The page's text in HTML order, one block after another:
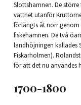
Slottshamnen. De
vattnet utanför
förlängts åt norr
fiskehamnen. De två
landhöjningen kallades
Fiskarholmen).
för att det nu användes
1700-1800